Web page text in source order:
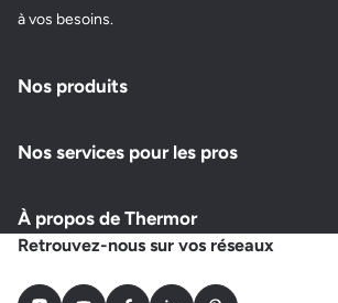
à vos besoins.
Nos produits
Nos services pour les pros
À propos de Thermor
Retrouvez-nous sur vos réseaux